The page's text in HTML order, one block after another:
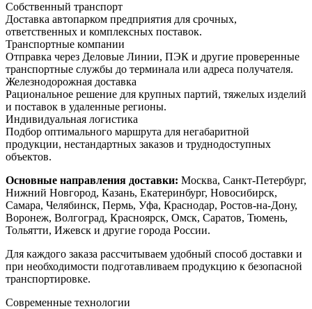
Собственный транспорт
Доставка автопарком предприятия для срочных,
ответственных и комплексных поставок.
Транспортные компании
Отправка через Деловые Линии, ПЭК и другие проверенные
транспортные службы до терминала или адреса получателя.
Железнодорожная доставка
Рациональное решение для крупных партий, тяжелых изделий
и поставок в удаленные регионы.
Индивидуальная логистика
Подбор оптимального маршрута для негабаритной
продукции, нестандартных заказов и труднодоступных
объектов.
Основные направления доставки: Москва, Санкт-Петербург,
Нижний Новгород, Казань, Екатеринбург, Новосибирск,
Самара, Челябинск, Пермь, Уфа, Краснодар, Ростов-на-Дону,
Воронеж, Волгоград, Красноярск, Омск, Саратов, Тюмень,
Тольятти, Ижевск и другие города России.
Для каждого заказа рассчитываем удобный способ доставки и
при необходимости подготавливаем продукцию к безопасной
транспортировке.
Современные технологии